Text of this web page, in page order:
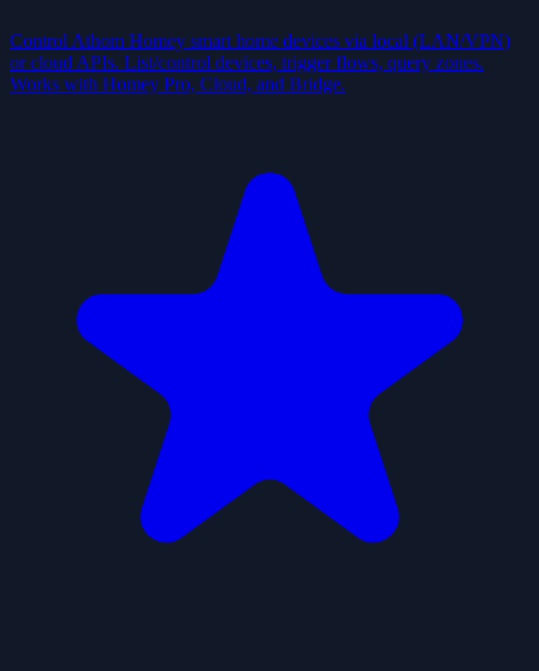
Control Athom Homey smart home devices via local (LAN/VPN)
or cloud APIs. List/control devices, trigger flows, query zones.
Works with Homey Pro, Cloud, and Bridge.